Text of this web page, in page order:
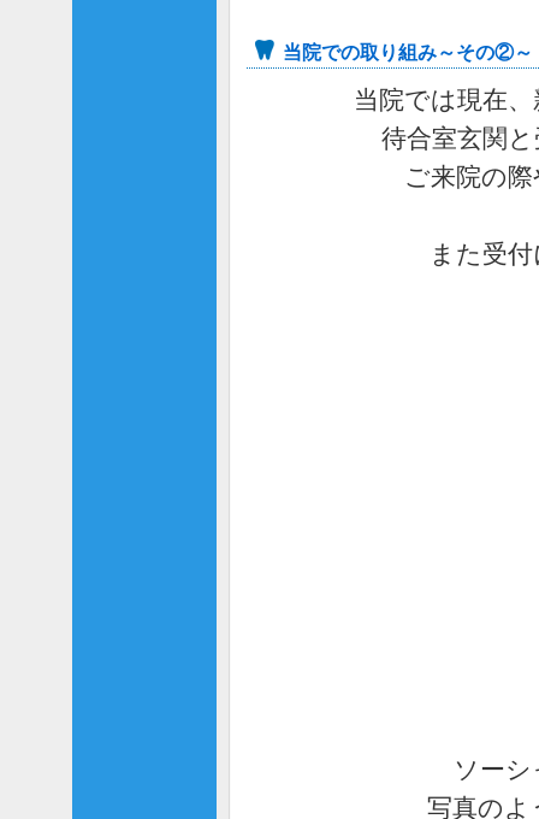
当院での取り組み～その②～
当院では現在
待合室玄関
ご来院の
また受
ソー
写真の